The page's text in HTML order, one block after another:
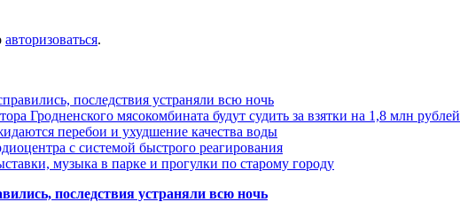
авторизоваться.
последствия устраняли всю ночь
Гродненского мясокомбината будут судить за взятки на 1,8 млн рублей
перебои и ухудшение качества воды
с системой быстрого реагирования
музыка в парке и прогулки по старому городу
последствия устраняли всю ночь